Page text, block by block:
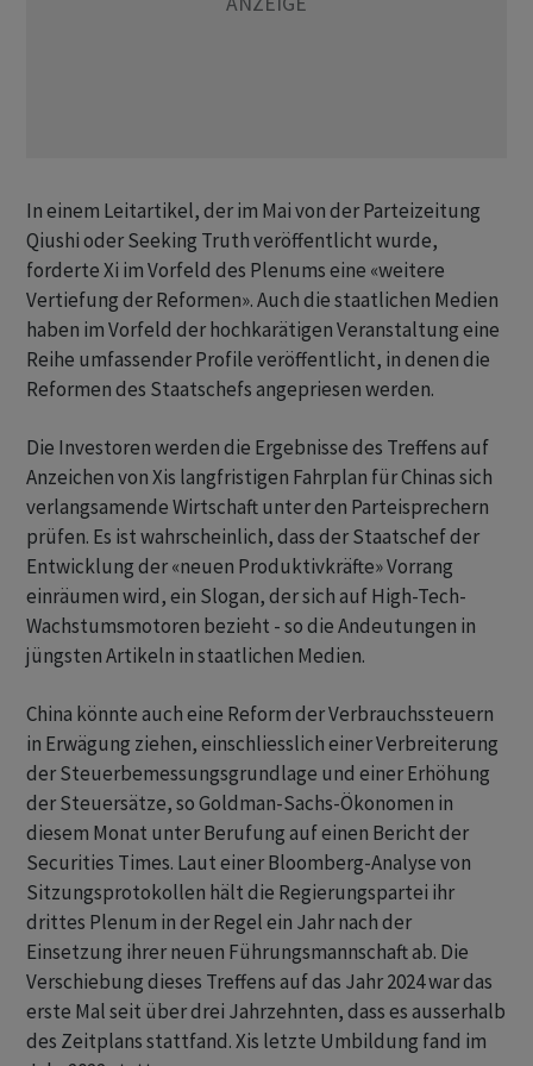
In einem Leitartikel, der im Mai von der Parteizeitung
Qiushi oder Seeking Truth veröffentlicht wurde,
forderte Xi im Vorfeld des Plenums eine «weitere
Vertiefung der Reformen». Auch die staatlichen Medien
haben im Vorfeld der hochkarätigen Veranstaltung eine
Reihe umfassender Profile veröffentlicht, in denen die
Reformen des Staatschefs angepriesen werden.
Die Investoren werden die Ergebnisse des Treffens auf
Anzeichen von Xis langfristigen Fahrplan für Chinas sich
verlangsamende Wirtschaft unter den Parteisprechern
prüfen. Es ist wahrscheinlich, dass der Staatschef der
Entwicklung der «neuen Produktivkräfte» Vorrang
einräumen wird, ein Slogan, der sich auf High-Tech-
Wachstumsmotoren bezieht - so die Andeutungen in
jüngsten Artikeln in staatlichen Medien.
China könnte auch eine Reform der Verbrauchssteuern
in Erwägung ziehen, einschliesslich einer Verbreiterung
der Steuerbemessungsgrundlage und einer Erhöhung
der Steuersätze, so Goldman-Sachs-Ökonomen in
diesem Monat unter Berufung auf einen Bericht der
Securities Times. Laut einer Bloomberg-Analyse von
Sitzungsprotokollen hält die Regierungspartei ihr
drittes Plenum in der Regel ein Jahr nach der
Einsetzung ihrer neuen Führungsmannschaft ab. Die
Verschiebung dieses Treffens auf das Jahr 2024 war das
erste Mal seit über drei Jahrzehnten, dass es ausserhalb
des Zeitplans stattfand. Xis letzte Umbildung fand im